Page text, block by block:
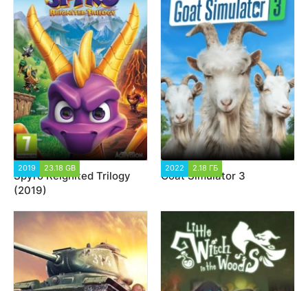
2019 23.18 GB
Spyro Reignited Trilogy
(2019)
2022 2.18 ГБ
Goat Simulator 3